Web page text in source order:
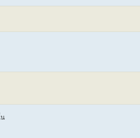
น